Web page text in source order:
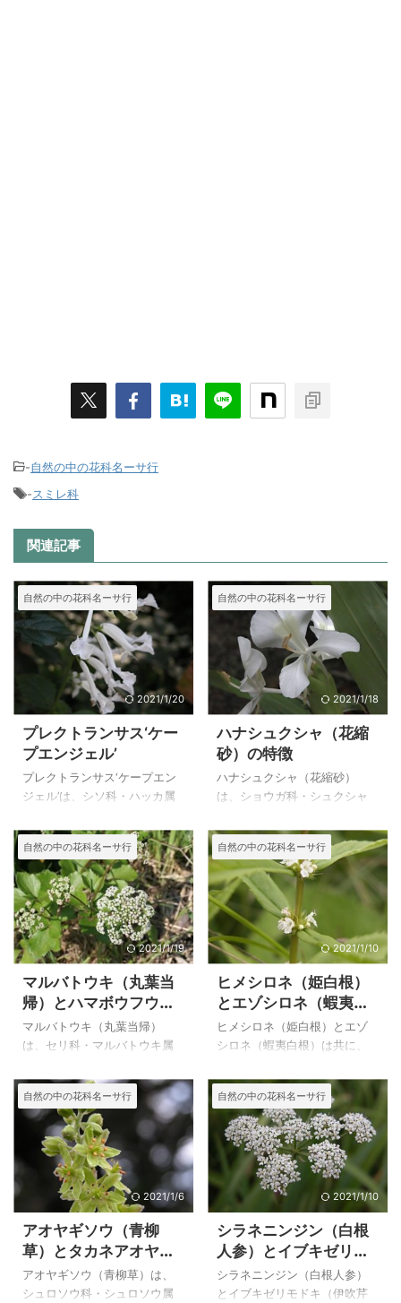
-自然の中の花科名ーサ行
-スミレ科
関連記事
自然の中の花科名ーサ行
2021/1/20
プレクトランサス‘ケー
プエンジェル’
プレクトランサス‘ケープエン
ジェル’は、シソ科・ハッカ属
てやや湿り気のある所に自生
する多年草です。 目が疲れた
とき、葉をもんで目をこす
り、目薬のかわりに用いたの
で目草とも言います。古くは
目貼リ草、目ざめ草とも呼ん
だようです。 葉っぱを軽くこ
するとただよう清涼感のある
香りが特長で、ハーブとして
有名な植物です。 仲間のミン
トは北半球の温帯やアフリカ
に２５種が分布しているよう
他、稀にヒメハッカが見られ
るようです。 上のプレクトラ
ンサス‘ケープエンジェル’は２
００ ...
自然の中の花科名ーサ行
2021/1/18
ハナシュクシャ（花縮
砂）の特徴
ハナシュクシャ（花縮砂）
は、ショウガ科・シュクシャ
シャーの原産で、根茎状の地
下茎をもち高さ１～２mの株立
ちになる常緑多年草です。 シ
ョウガに似た大型の植物で、
始めて見た時は純白の美しい
花に感動しました。葉はショ
ウガにとても似ていますが、
私はショウガの花は見たこと
がないのに気が付きました。
宇都宮総合運動公園で、写し
たのですが、九州や沖縄では
野生化しているとのこと、冬
が咲くのだろうかと思いまし
た。 上のハナシュクシャ（花
縮砂）は２００４年１１月９
日に宇都宮 ...
自然の中の花科名ーサ行
2021/1/19
マルバトウキ（丸葉当
帰）とハマボウフウ
（浜防風）の特徴
マルバトウキ（丸葉当帰）
は、セリ科・マルバトウキ属
太、千島、カムチャッカ、ア
ラスカの海岸に生える多年草
で、全草無毛です。 ハマボウ
フウ（浜防風）は、セリ科・
ハマボウフウ属で、日本全土
の海岸の砂地に生える高さ５
～３０㎝の多年草で、茎の上
部や花序には白い軟毛が密生
します。 どちらも海岸に生え
る多年草ですが、一目見ただ
けで違いが分かるように、マ
ルバトウキは葉にもつやがあ
自然の中の花科名ーサ行
2021/1/10
ヒメシロネ（姫白根）
とエゾシロネ（蝦夷白
根）の比較
ヒメシロネ（姫白根）とエゾ
シロネ（蝦夷白根）は共に、
どちらも写してみて比べて見
ましたがとても似ています。
自生地は同じようなところの
ようですが、エゾシロネに比
べて、ヒメシロネの方が花も
草丈も葉も全体的に大きいこ
と、鋸歯がヒメシロネの方が
鋭いことなどから区別が出来
そうです。 エゾシロネの花は
かなり小さく、技術不足の私
ははっきりと写すことが出来
ないくらい小さく２㎜くら
自然の中の花科名ーサ行
2021/1/6
アオヤギソウ（青柳
草）とタカネアオヤギ
ソウ（高嶺青柳草）の
比較
アオヤギソウ（青柳草）は、
シュロソウ科・シュロソウ属
自然の中の花科名ーサ行
2021/1/10
シラネニンジン（白根
人参）とイブキゼリモ
ドキ（伊吹芹擬）の比
較
シラネニンジン（白根人参）
とイブキゼリモドキ（伊吹芹